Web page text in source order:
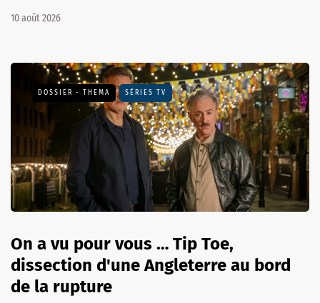
10 août 2026
DOSSIER - THEMA SÉRIES TV
On a vu pour vous … Tip Toe,
dissection d'une Angleterre au bord
de la rupture